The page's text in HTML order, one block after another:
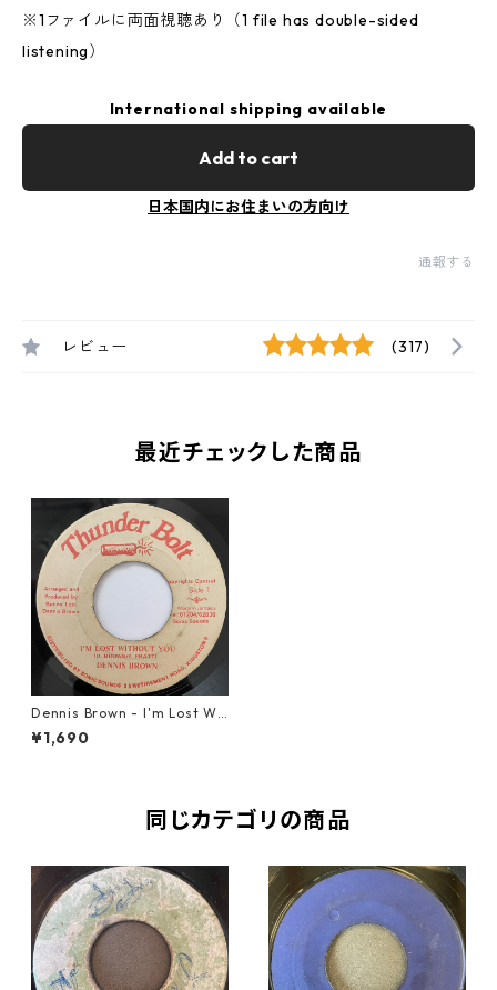
※1ファイルに両面視聴あり（1 file has double-sided
listening）
International shipping available
Add to cart
日本国内にお住まいの方向け
通報する
レビュー (317)
最近チェックした商品
Dennis Brown - I'm Lost Wit
hout You【7-20913】
¥1,690
同じカテゴリの商品